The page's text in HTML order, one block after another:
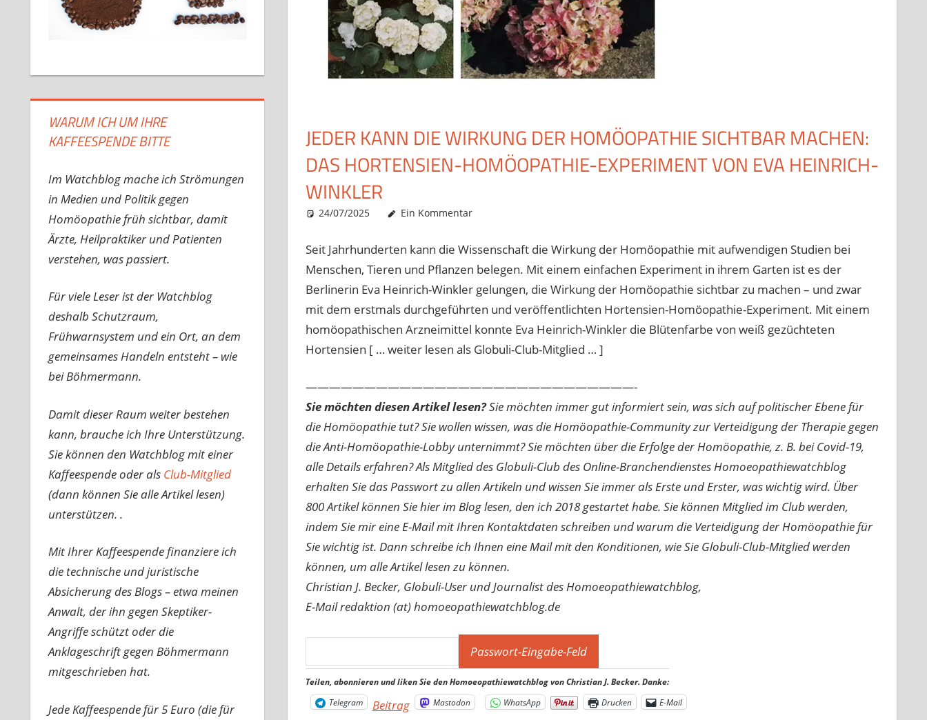
JEDER KANN DIE WIRKUNG DER HOMÖOPATHIE SICHTBAR MACHEN:
DAS HORTENSIEN-HOMÖOPATHIE-EXPERIMENT VON EVA HEINRICH-
WINKLER
24/07/2025 Christian J. Becker
Allgemein
Ein Kommentar
Seit Jahrhunderten kann die Wissenschaft die Wirkung der Homöopathie mit aufwendigen Studien bei
Menschen, Tieren und Pflanzen belegen. Mit einem einfachen Experiment in ihrem Garten ist es der
Berlinerin Eva Heinrich-Winkler gelungen, die Wirkung der Homöopathie sichtbar zu machen – und zwar
mit dem erstmals durchgeführten und veröffentlichten Hortensien-Homöopathie-Experiment. Mit einem
homöopathischen Arzneimittel konnte Eva Heinrich-Winkler die Blütenfarbe von weiß gezüchteten
Hortensien [ … weiter lesen als Globuli-Club-Mitglied … ]
————————————————————————————-
Sie möchten diesen Artikel lesen?Sie möchten immer gut informiert sein, was sich auf politischer Ebene für
die Homöopathie tut? Sie wollen wissen, was die Homöopathie-Community zur Verteidigung der Therapie gegen
die Anti-Homöopathie-Lobby unternimmt? Sie möchten über die Erfolge der Homöopathie, z. B. bei Covid-19,
alle Details erfahren? Als Mitglied des Globuli-Club des Online-Branchendienstes Homoeopathiewatchblog
erhalten Sie das Passwort zu allen Artikeln und wissen Sie immer als Erste und Erster, was wichtig wird. Über
800 Artikel können Sie hier im Blog lesen, den ich 2018 gestartet habe. Sie können Mitglied im Club werden,
indem Sie mir eine E-Mail mit Ihren Kontaktdaten schreiben und warum die Verteidigung der Homöopathie für
Sie wichtig ist. Dann schreibe ich Ihnen eine Mail mit den Konditionen, wie Sie Globuli-Club-Mitglied werden
können, um alle Artikel lesen zu können.
Christian J. Becker, Globuli-User und Journalist des Homoeopathiewatchblog,
E-Mail redaktion (at) homoeopathiewatchblog.de
Teilen, abonnieren und liken Sie den Homoeopathiewatchblog von Christian J. Becker. Danke:
Telegram
Beitrag Mastodon WhatsApp Drucken E-Mail
WARUM ICH UM IHRE
KAFFEESPENDE BITTE
Im Watchblog mache ich Strömungen
in Medien und Politik gegen
Homöopathie früh sichtbar, damit
Ärzte, Heilpraktiker und Patienten
verstehen, was passiert.
Für viele Leser ist der Watchblog
deshalb Schutzraum,
Frühwarnsystem und ein Ort, an dem
gemeinsames Handeln entsteht – wie
bei Böhmermann.
Damit dieser Raum weiter bestehen
kann, brauche ich Ihre Unterstützung.
Sie können den Watchblog mit einer
Kaffeespende oder als Club-Mitglied
(dann können Sie alle Artikel lesen)
unterstützen. .
Mit Ihrer Kaffeespende finanziere ich
die technische und juristische
Absicherung des Blogs – etwa meinen
Anwalt, der ihn gegen Skeptiker-
Angriffe schützt oder die
Anklageschrift gegen Böhmermann
mitgeschrieben hat.
Jede Kaffeespende für 5 Euro (die für